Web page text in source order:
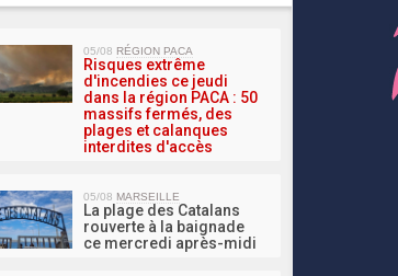
05/08 RÉGION PACA
Risques extrême
d'incendies ce jeudi
dans la région PACA : 50
massifs fermés, des
plages et calanques
interdites d'accès
05/08 MARSEILLE
La plage des Catalans
rouverte à la baignade
ce mercredi après-midi